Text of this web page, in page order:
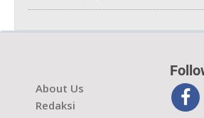
About Us
Redaksi